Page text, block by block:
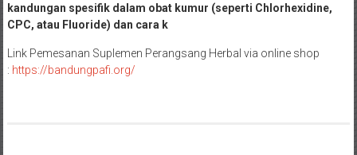
kandungan spesifik dalam obat kumur (seperti Chlorhexidine,
CPC, atau Fluoride) dan cara k
Link Pemesanan Suplemen Perangsang Herbal via online shop
: https://bandungpafi.org/